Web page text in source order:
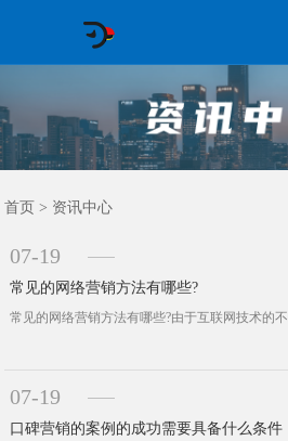
首页
GEO常见问题
GEO优化
海外GEO
网络营销
企业培训
软件开发
政策申报
资讯中心
关于我们
首页 > 资讯中心
07-19
常见的网络营销方法有哪些?
07-19
口碑营销的案例的成功需要具备什么条件